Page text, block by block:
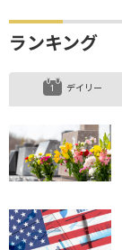
ランキング
デイリー